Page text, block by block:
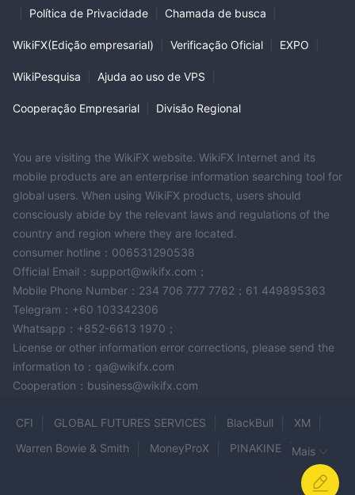
Política de Privacidade Chamada de busca
WikiFX(Edição empresarial) Verificação Oficial EXPO
WikiPesquisa Ajuda ao uso de VPS
Cooperação Empresarial Divisão Regional
You are visiting the WikiFX website. WikiFX Internet and its
mobile products are an enterprise information searching tool for
global users. When using WikiFX products, users should
consciously abide by the relevant laws and regulations of the
country and region where they are located.
consumer hotline：006531290538
Official Email：support@wikifx.com；
Mobile Phone Number：234 706 777 7762；61 449895363
Telegram：+60 103342306
Whatsapp：+852-6613 1970；
License or other information error corrections, please send the
information to：qa@wikifx.com
Cooperation：business@wikifx.com
CFI GLOBAL FUTURES SERVICES BlackBull
XM
Warren Bowie & Smith
MoneyProX
PINAKINE
UCMarkets
Mais